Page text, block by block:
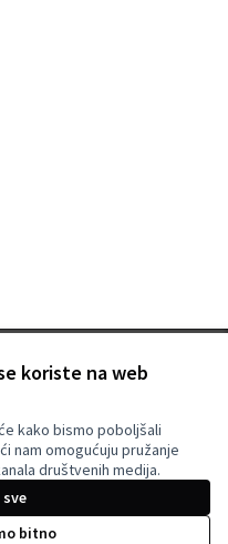
koriste na web
kako bismo poboljšali
nam omogućuju pružanje
društvenih medija.
bitno
besplatni softver
Licencija
(Vanjska